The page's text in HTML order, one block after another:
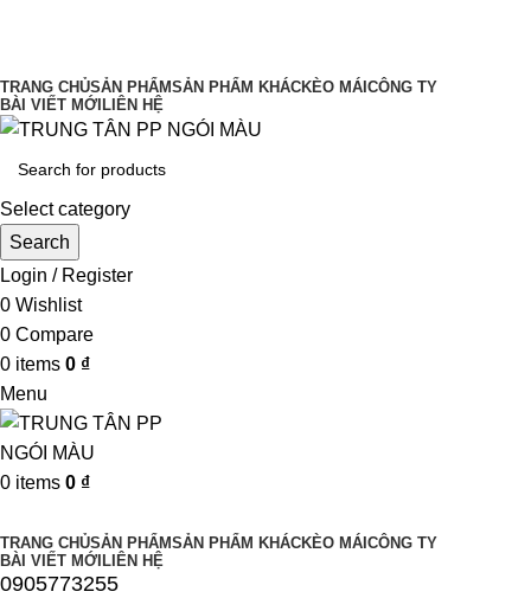
TRANG CHỦSẢN PHẨMSẢN PHẨM KHÁCKÈO MÁI CÔNG TY
BÀI VIẾT MỚI LIÊN HỆ
Select category
Search
Login / Register
0 Wishlist
0 Compare
0 items 0 ₫
Menu
0 items 0 ₫
TRANG CHỦSẢN PHẨMSẢN PHẨM KHÁCKÈO MÁI CÔNG TY
BÀI VIẾT MỚI LIÊN HỆ
0905773255